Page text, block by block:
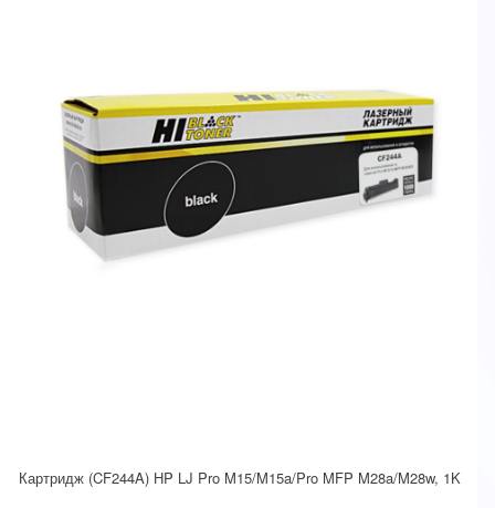
Картридж (CF244A) HP LJ Pro M15/M15a/Pro MFP M28a/M28w, 1K